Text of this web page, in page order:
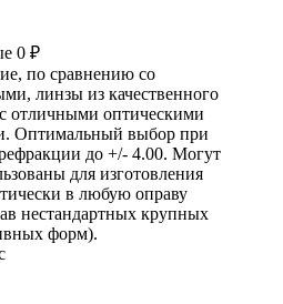
0 ₽
по сравнению со
линзы из качественного
отличными оптическими
Оптимальный выбор при
до +/- 4.00. Могут
для изготовления
в любую оправу
нестандартных крупных
форм).